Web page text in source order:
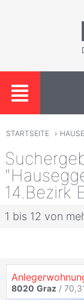
STARTSEITE ›
14.Bezirk
1 bis 12 von
8020 Graz /